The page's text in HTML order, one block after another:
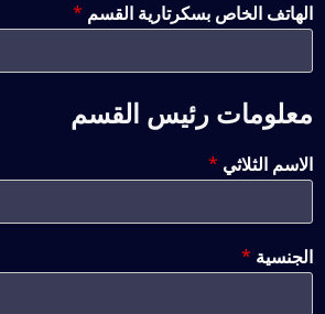
الهاتف الخاص بسكرتارية القسم *
معلومات رئيس القسم
الاسم الثلاثي *
الجنسية *